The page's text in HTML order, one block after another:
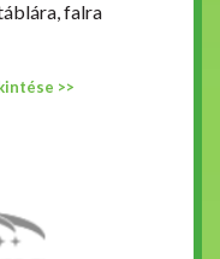
falra
>>